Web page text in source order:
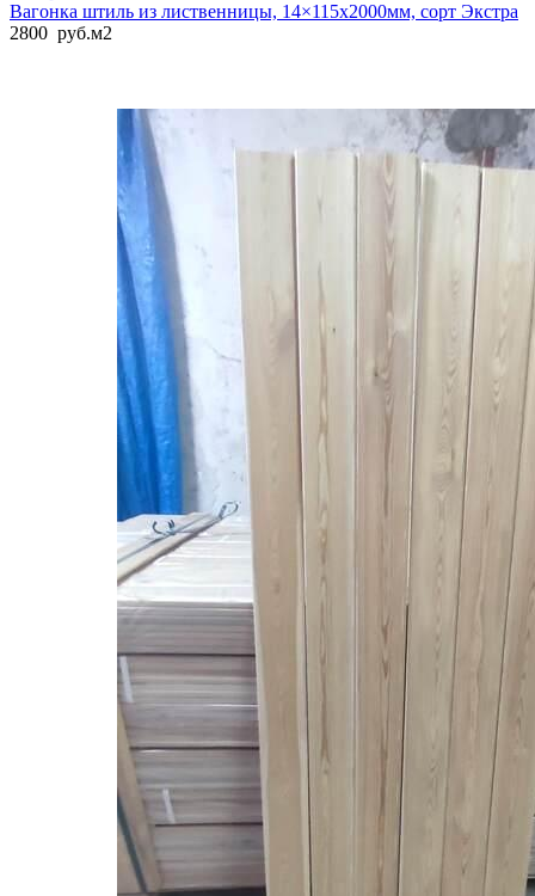
Вагонка штиль из лиственницы, 14×115x2000мм, сорт Экстра
2800 руб.м2